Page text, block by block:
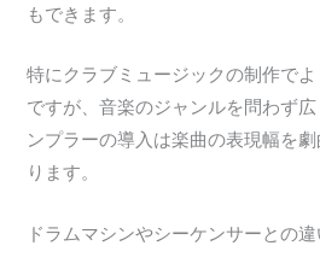
もできます。
特にクラブミュージックの制作で
ですが、音楽のジャンルを問わず
ンプラーの導入は楽曲の表現幅を
ります。
ドラムマシンやシーケンサーとの違